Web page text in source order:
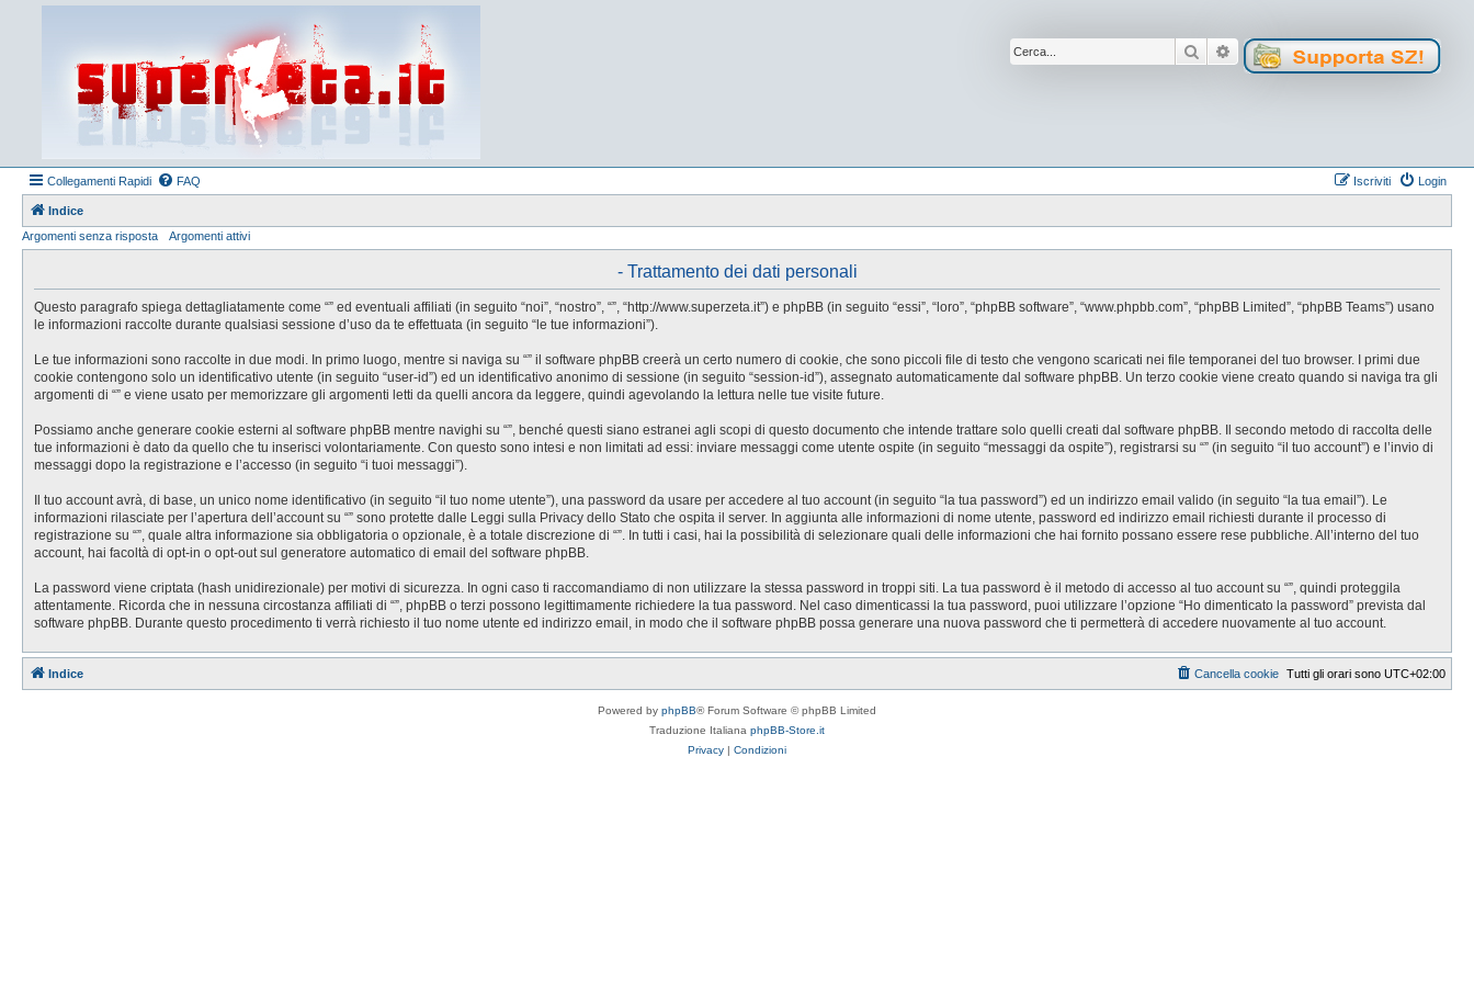
Cerca Ricerca avanzata
Collegamenti Rapidi FAQ Login
Iscriviti
Indice
Argomenti senza risposta
Argomenti attivi
- Trattamento dei dati personali
Questo paragrafo spiega dettagliatamente come “” ed eventuali affiliati (in seguito “noi”, “nostro”, “”, “http://www.superzeta.it”) e phpBB (in seguito “essi”, “loro”, “phpBB software”, “www.phpbb.com”, “phpBB Limited”, “phpBB Teams”) usano
le informazioni raccolte durante qualsiasi sessione d’uso da te effettuata (in seguito “le tue informazioni”).
Le tue informazioni sono raccolte in due modi. In primo luogo, mentre si naviga su “” il software phpBB creerà un certo numero di cookie, che sono piccoli file di testo che vengono scaricati nei file temporanei del tuo browser. I primi due
cookie contengono solo un identificativo utente (in seguito “user-id”) ed un identificativo anonimo di sessione (in seguito “session-id”), assegnato automaticamente dal software phpBB. Un terzo cookie viene creato quando si naviga tra gli
argomenti di “” e viene usato per memorizzare gli argomenti letti da quelli ancora da leggere, quindi agevolando la lettura nelle tue visite future.
Possiamo anche generare cookie esterni al software phpBB mentre navighi su “”, benché questi siano estranei agli scopi di questo documento che intende trattare solo quelli creati dal software phpBB. Il secondo metodo di raccolta delle
tue informazioni è dato da quello che tu inserisci volontariamente. Con questo sono intesi e non limitati ad essi: inviare messaggi come utente ospite (in seguito “messaggi da ospite”), registrarsi su “” (in seguito “il tuo account”) e l’invio di
messaggi dopo la registrazione e l’accesso (in seguito “i tuoi messaggi”).
Il tuo account avrà, di base, un unico nome identificativo (in seguito “il tuo nome utente”), una password da usare per accedere al tuo account (in seguito “la tua password”) ed un indirizzo email valido (in seguito “la tua email”). Le
informazioni rilasciate per l’apertura dell’account su “” sono protette dalle Leggi sulla Privacy dello Stato che ospita il server. In aggiunta alle informazioni di nome utente, password ed indirizzo email richiesti durante il processo di
registrazione su “”, quale altra informazione sia obbligatoria o opzionale, è a totale discrezione di “”. In tutti i casi, hai la possibilità di selezionare quali delle informazioni che hai fornito possano essere rese pubbliche. All’interno del tuo
account, hai facoltà di opt-in o opt-out sul generatore automatico di email del software phpBB.
La password viene criptata (hash unidirezionale) per motivi di sicurezza. In ogni caso ti raccomandiamo di non utilizzare la stessa password in troppi siti. La tua password è il metodo di accesso al tuo account su “”, quindi proteggila
attentamente. Ricorda che in nessuna circostanza affiliati di “”, phpBB o terzi possono legittimamente richiedere la tua password. Nel caso dimenticassi la tua password, puoi utilizzare l’opzione “Ho dimenticato la password” prevista dal
software phpBB. Durante questo procedimento ti verrà richiesto il tuo nome utente ed indirizzo email, in modo che il software phpBB possa generare una nuova password che ti permetterà di accedere nuovamente al tuo account.
Indice Tutti gli orari sono UTC+02:00
Cancella cookie
Powered by phpBB® Forum Software © phpBB Limited
Traduzione Italiana phpBB-Store.it
Privacy | Condizioni